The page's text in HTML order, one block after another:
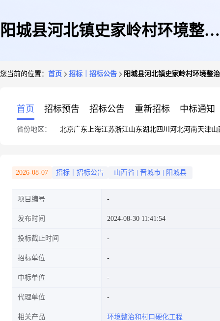
阳城县河北镇史家岭村环境整治
您当前的位置： 首页 招标｜招标公告 阳城县河北镇史家岭村环境整
首页 招标预告 招标公告 重新招标 中标通知
省份地区： 北京广东 上海江苏浙江山东湖北四川 河北河南天津山
2026-08-07 招标｜招标公告 山西省 晋城市 阳城县
项目编号
发布时间 2024-08-30 11:41:54
投标截止时间
招标单位
中标单位
代理单位
相关产品 环境整治和村口硬化工程